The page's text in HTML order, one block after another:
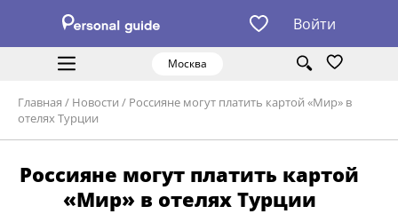
Войти
Москва
Главная / Новости / Россияне могут платить картой «Мир» в
отелях Турции
Россияне могут платить картой
«Мир» в отелях Турции